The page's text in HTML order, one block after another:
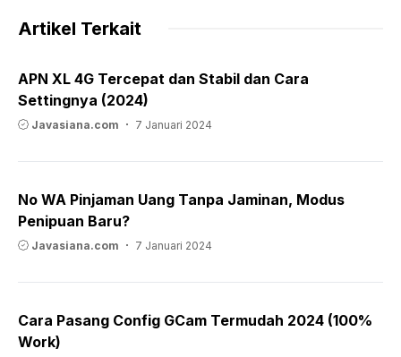
Artikel Terkait
APN XL 4G Tercepat dan Stabil dan Cara
Settingnya (2024)
Javasiana.com 7 Januari 2024
No WA Pinjaman Uang Tanpa Jaminan, Modus
Penipuan Baru?
Javasiana.com 7 Januari 2024
Cara Pasang Config GCam Termudah 2024 (100%
Work)